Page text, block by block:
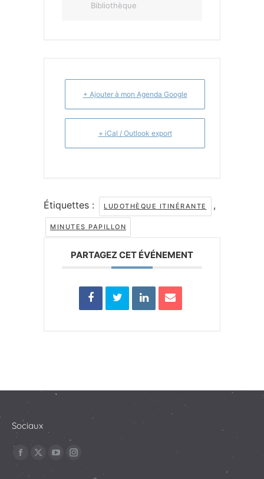
Bibliothèque
+ Ajouter à mon Agenda Google
+ iCal / Outlook export
Étiquettes : LUDOTHÈQUE ITINÉRANTE ,
MINUTES PAPILLON
PARTAGEZ CET ÉVÉNEMENT
Sociaux
Trouvez nous sur :
La
page
La
La